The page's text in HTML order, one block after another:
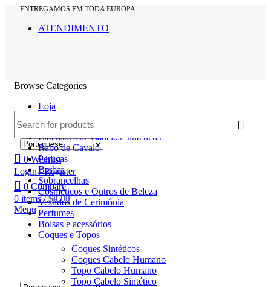
ENTREGAMOS EM TODA EUROPA
ATENDIMENTO
0Wishlist
Login / Register
0 Compare
0 items / $0.00
Menu
Browse Categories
Loja
Extensões de Cabelos Naturais
Extensões de Cabelos Sintéticos
Rabo de Cavalo
Perucas
Barbas
Sobrancelhas
Cosméticos e Outros de Beleza
Vestidos de Cerimónia
Perfumes
Bolsas e acessórios
Coques e Topos
Coques Sintéticos
Coques Cabelo Humano
Topo Cabelo Humano
Topo Cabelo Sintético